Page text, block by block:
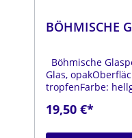
BÖHMISCHE
Böhmische
Glas,
tropfenFarbe:
19,50 €*